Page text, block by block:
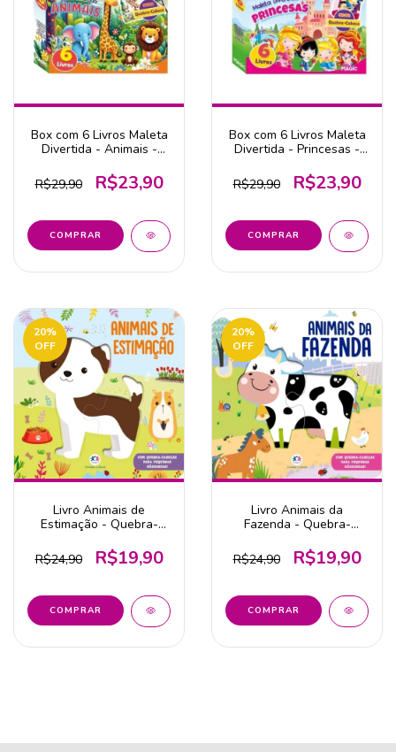
Box com 6 Livros Maleta
Divertida - Animais -
R$29,90
R$23,90
Box com 6 Livros Maleta
Divertida - Princesas -
R$29,90
R$23,90
20%
OFF
Livro Animais de
Estimação - Quebra-
R$24,90
R$19,90
20%
OFF
Livro Animais da
Fazenda - Quebra-
R$24,90
R$19,90